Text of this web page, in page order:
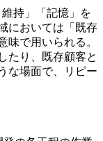
持」「記憶」を
においては「既存
味で用いられる。
たり、既存顧客と
な場面で、リピー